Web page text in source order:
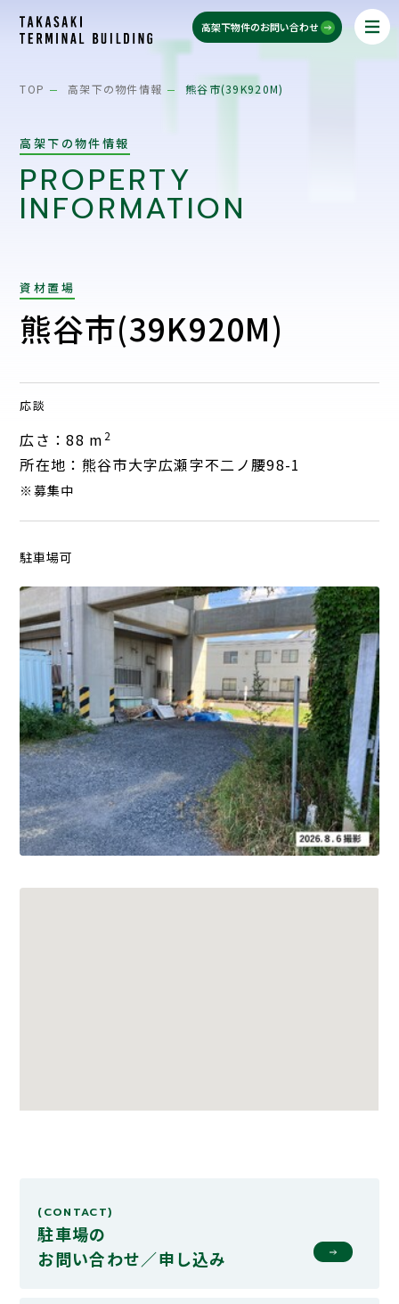
高架下物件のお問い合わせ
TOP 高架下の物件情報 熊谷市(39K920M)
高架下の物件情報
PROPERTY
INFORMATION
資材置場
熊谷市(39K920M)
応談
広さ：88 m 2
所在地：熊谷市大字広瀬字不二ノ腰98-1
※募集中
駐車場可
(CONTACT)
駐車場の
お問い合わせ／申し込み